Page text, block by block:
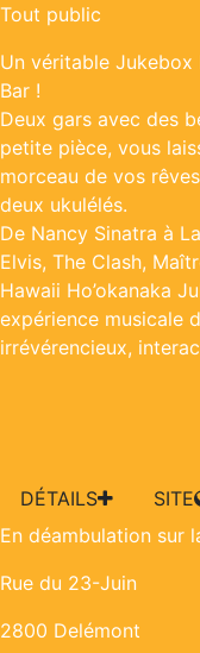
Tout public
Un véritable Jukebox
Bar !
Deux gars avec des
petite pièce, vous
morceau de vos
deux ukulélés.
De Nancy Sinatra à
Elvis, The Clash,
Hawaii Ho’okanaka
expérience musicale
irrévérencieux,
DÉTAILS SITE
En déambulation sur
Rue du 23-Juin
2800 Delémont